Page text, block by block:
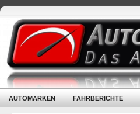
AUTOMARKEN FAHRBERICHTE